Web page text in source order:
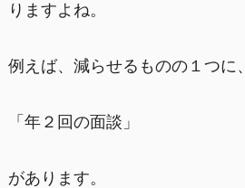
りますよね。
例えば、減らせるものの１つに、
「年２回の面談」
があります。